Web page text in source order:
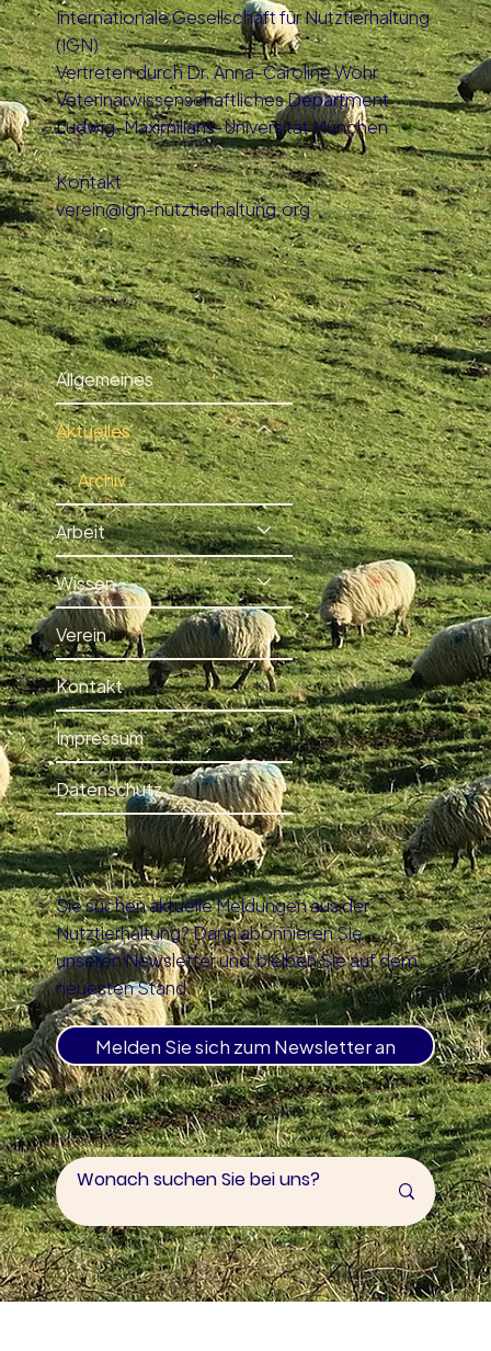
Internationale Gesellschaft für Nutztierhaltung
(IGN)
Vertreten durch Dr. Anna-Caroline Wöhr
Veterinärwissenschaftliches Department
Ludwig-Maximilians-Universität München
Kontakt
verein@ign-nutztierhaltung.org
Allgemeines
Aktuelles
Archiv
Arbeit
Wissen
Verein
Kontakt
Impressum
Datenschutz
Sie suchen aktuelle Meldungen aus der
Nutztierhaltung? Dann abonnieren Sie
unseren Newsletter und bleiben Sie auf dem
neuesten Stand.
Melden Sie sich zum Newsletter an